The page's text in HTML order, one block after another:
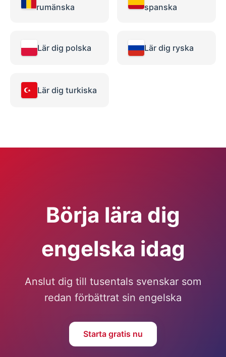
rumänska
spanska
Lär dig polska Lär dig ryska
Lär dig turkiska
Börja lära dig
engelska idag
Anslut dig till tusentals svenskar som
redan förbättrat sin engelska
Starta gratis nu